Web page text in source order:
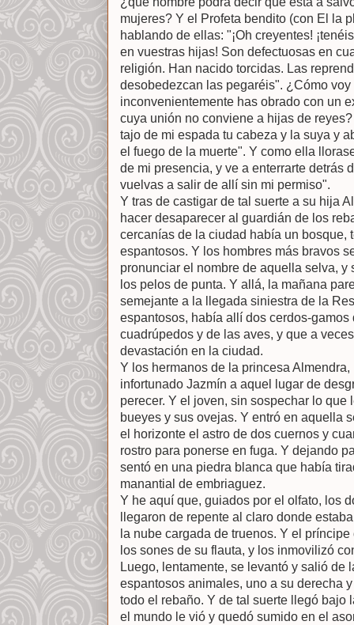
mujeres? Y el Profeta bendito (con El la
hablando de ellas: "¡Oh creyentes!
en vuestras hijas! Son defectuosas en
religión. Han nacido torcidas. Las
desobedezcan las pegaréis". ¿Cómo
inconvenientemente has obrado con un
cuya unión no conviene a hijas de
tajo de mi espada tu cabeza y la suya y
el fuego de la muerte". Y como ella
de mi presencia, y ve a enterrarte detrás
vuelvas a salir de allí sin mi permiso".
Y tras de castigar de tal suerte a su hija
hacer desaparecer al guardián de los
cercanías de la ciudad había un bosque,
espantosos. Y los hombres más bravos
pronunciar el nombre de aquella selva,
los pelos de punta. Y allá, la mañana
semejante a la llegada siniestra de la
espantosos, había allí dos cerdos-gamos
cuadrúpedos y de las aves, y que a
devastación en la ciudad.
Y los hermanos de la princesa
infortunado Jazmín a aquel lugar de
perecer. Y el joven, sin sospechar lo
bueyes y sus ovejas. Y entró en aquella
el horizonte el astro de dos cuernos y
rostro para ponerse en fuga. Y dejando
sentó en una piedra blanca que había
manantial de embriaguez.
Y he aquí que, guiados por el olfato, los
llegaron de repente al claro donde
la nube cargada de truenos. Y el
los sones de su flauta, y los inmovilizó
Luego, lentamente, se levantó y salió de
espantosos animales, uno a su derecha
todo el rebaño. Y de tal suerte llegó bajo
el mundo le vió y quedó sumido en el